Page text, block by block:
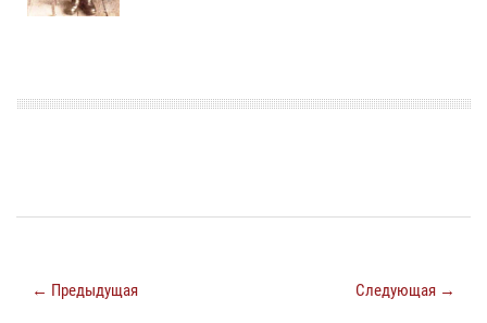
← Предыдущая Следующая →